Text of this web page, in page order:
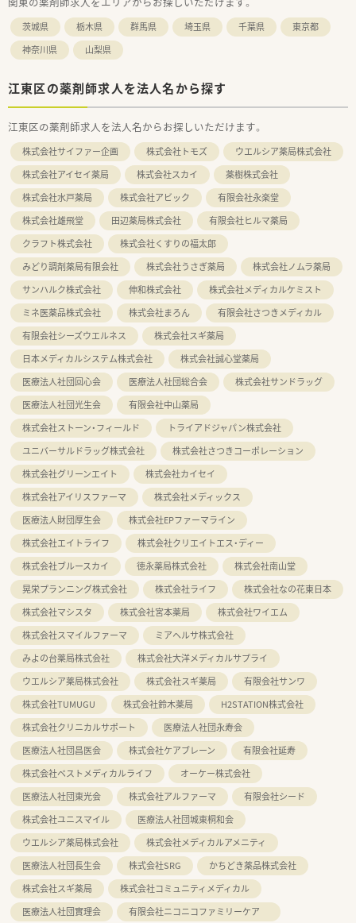
茨城県 栃木県 群馬県 埼玉県 千葉県
東京都
神奈川県
山梨県
江東区の薬剤師求人を法人名から探す
江東区の薬剤師求人を法人名からお探しいただけます。
株式会社サイファー企画 株式会社トモズ
ウエルシア薬局株式会社
株式会社アイセイ薬局
株式会社スカイ
薬樹株式会社
株式会社水戸薬局
株式会社アビック
有限会社永楽堂
株式会社雄飛堂
田辺薬局株式会社
有限会社ヒルマ薬局
クラフト株式会社
株式会社くすりの福太郎
みどり調剤薬局有限会社
株式会社うさぎ薬局
株式会社ノムラ薬局
サンハルク株式会社
伸和株式会社
株式会社メディカルケミスト
ミネ医薬品株式会社
株式会社まろん
有限会社さつきメディカル
有限会社シーズウエルネス
株式会社スギ薬局
日本メディカルシステム株式会社
株式会社誠心堂薬局
医療法人社団回心会
医療法人社団総合会
株式会社サンドラッグ
医療法人社団光生会
有限会社中山薬局
株式会社ストーン・フィールド
トライアドジャパン株式会社
ユニバーサルドラッグ株式会社
株式会社さつきコーポレーション
株式会社グリーンエイト
株式会社カイセイ
株式会社アイリスファーマ
株式会社メディックス
医療法人財団厚生会
株式会社EPファーマライン
株式会社エイトライフ
株式会社クリエイトエス・ディー
株式会社ブルースカイ
徳永薬局株式会社
株式会社南山堂
晃栄プランニング株式会社
株式会社ライフ
株式会社なの花東日本
株式会社マシスタ
株式会社宮本薬局
株式会社ワイエム
株式会社スマイルファーマ
ミアヘルサ株式会社
みよの台薬局株式会社
株式会社大洋メディカルサプライ
ウエルシア薬局株式会社
株式会社スギ薬局
有限会社サンワ
株式会社TUMUGU
株式会社鈴木薬局
H2STATION株式会社
株式会社クリニカルサポート
医療法人社団永寿会
医療法人社団昌医会
株式会社ケアブレーン
有限会社延寿
株式会社ベストメディカルライフ
オーケー株式会社
医療法人社団東光会
株式会社アルファーマ
有限会社シード
株式会社ユニスマイル
医療法人社団城東桐和会
ウエルシア薬局株式会社
株式会社メディカルアメニティ
医療法人社団長生会
株式会社SRG
かちどき薬品株式会社
株式会社スギ薬局
株式会社コミュニティメディカル
医療法人社団實理会
有限会社ニコニコファミリーケア